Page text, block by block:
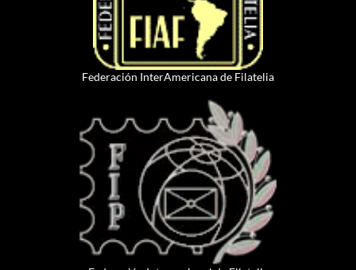
Federación InterAmericana de Filatelia